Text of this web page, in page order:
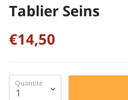
Tablier Seins
€14,50
Quantité